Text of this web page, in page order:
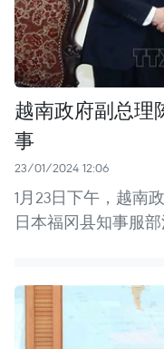
越南政府副总理
事
23/01/2024 12:06
1月23日下午，越南
日本福冈县知事服部